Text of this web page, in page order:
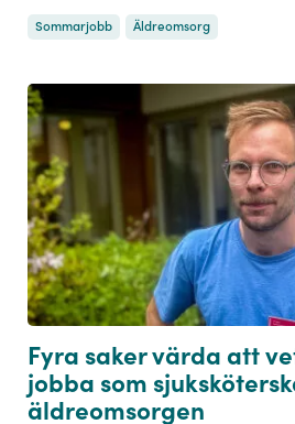
Sommarjobb Äldreomsorg
Fyra saker värda att
jobba som
äldreomsorgen